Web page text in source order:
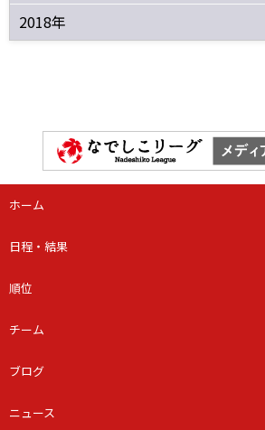
2018年
ホーム
日程・結果
順位
チーム
ブログ
ニュース